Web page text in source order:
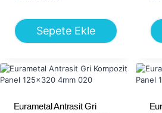
Sepete Ekle
Eurametal Antrasit Gri